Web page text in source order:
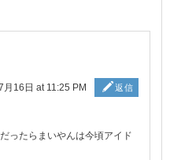
月16日 at 11:25 PM 返信
ったらまいやんは今頃アイド